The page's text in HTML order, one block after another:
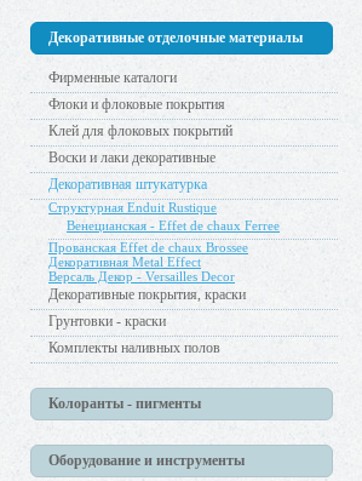
Декоративные отделочные материалы
Фирменные каталоги
Флоки и флоковые покрытия
Клей для флоковых покрытий
Воски и лаки декоративные
Декоративная штукатурка
Структурная Enduit Rustique
Венецианская - Effet de chaux Ferree
Прованская Effet de chaux Brossee
Декоративная Metal Effect
Версаль Декор - Versailles Decor
Декоративные покрытия, краски
Грунтовки - краски
Комплекты наливных полов
Колоранты - пигменты
Оборудование и инструменты